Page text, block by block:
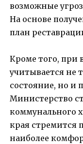
возможные
На основе
план
Кроме того, при
учитывается не
состояние, но и
Министерство
коммунального
края стремится
наиболее